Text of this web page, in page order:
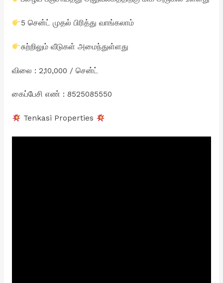
5 சென்ட் முதல் பிரித்து வாங்கலாம்
சுற்றிலும் வீடுகள் அமைந்துள்ளது
விலை : 2,10,000 / சென்ட்
கைப்பேசி எண் : 8525085550
Tenkasi Properties